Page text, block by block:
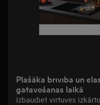
Plašāka brīvība un
gatavošanas laikā
Izbaudiet virtuves